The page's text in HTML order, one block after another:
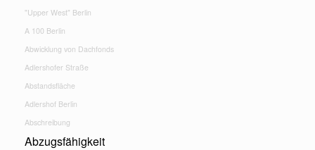
"Upper West" Berlin
A 100 Berlin
Abwicklung von Dachfonds
Adlershofer Straße
Abstandsfläche
Adlershof Berlin
Abschreibung
Abzugsfähigkeit